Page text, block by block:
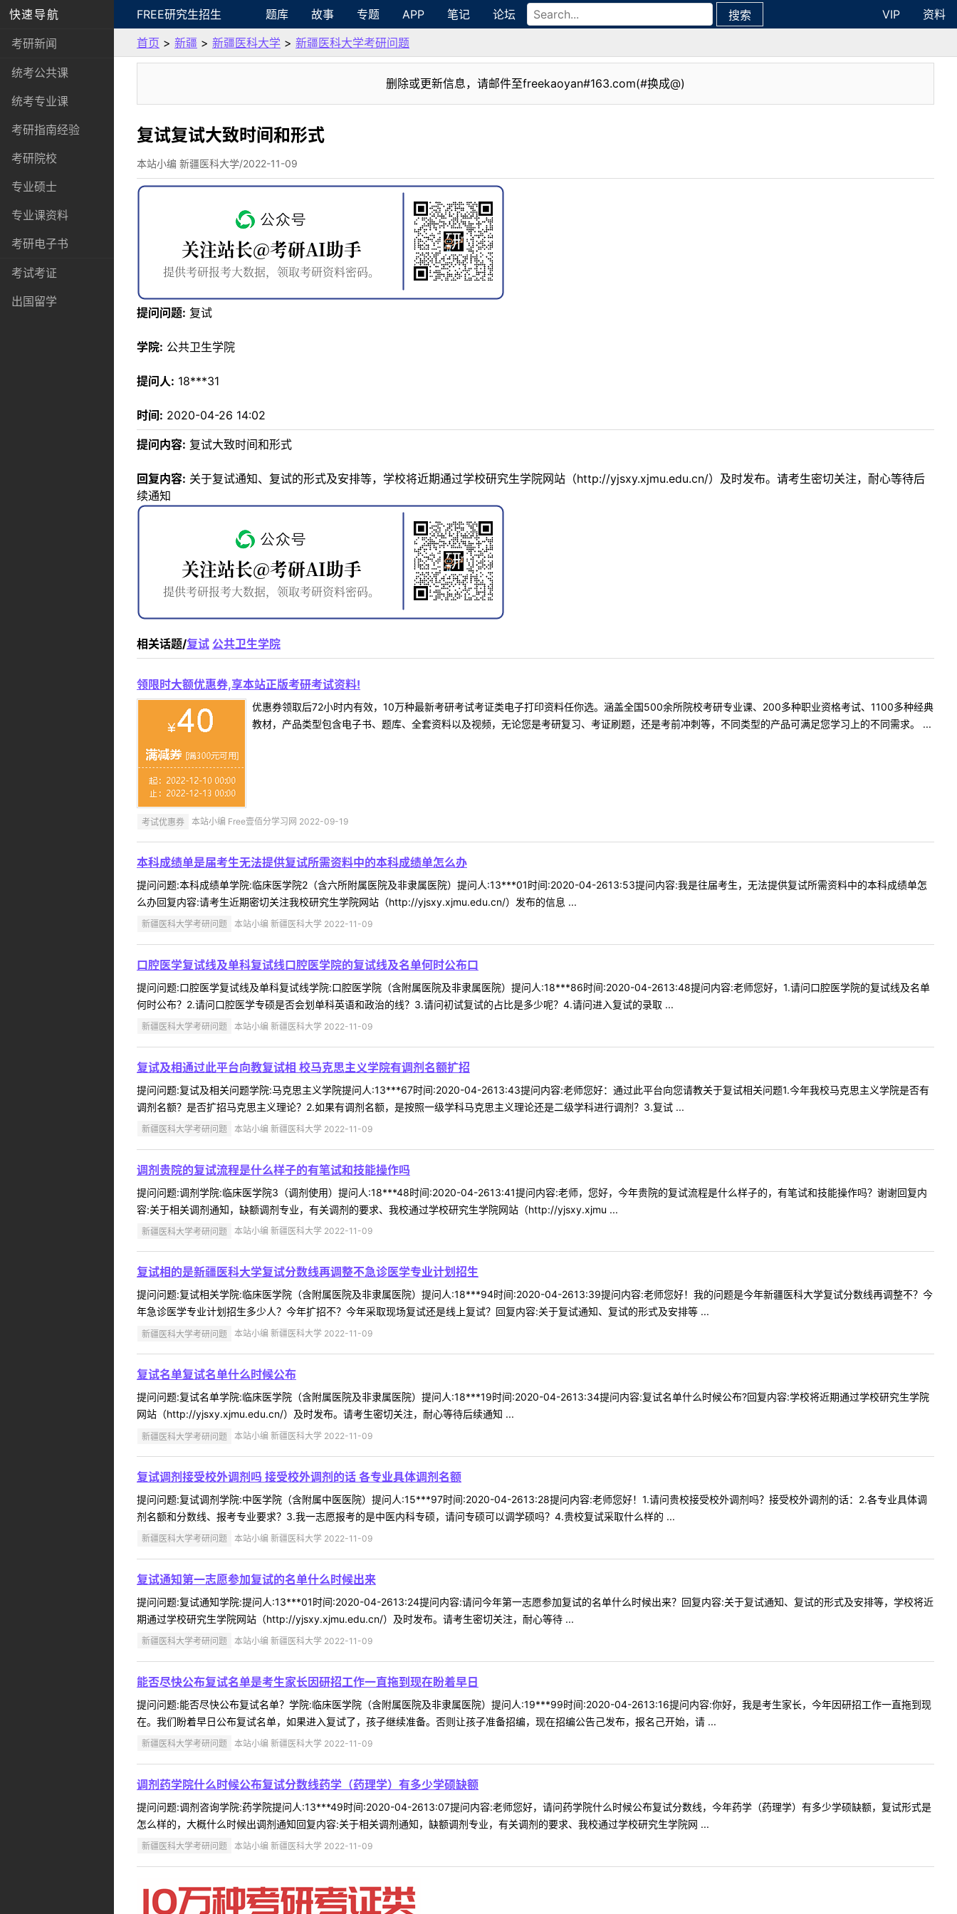
快速导航
考研新闻
统考公共课
统考专业课
考研指南经验
考研院校
专业硕士
专业课资料
考研电子书
考试考证
出国留学
FREE研究生招生 题库 故事 专题 APP 笔记 论坛 搜索 VIP
资料
首页 > 新疆 > 新疆医科大学 > 新疆医科大学考研问题
删除或更新信息，请邮件至freekaoyan#163.com(#换成@)
复试复试大致时间和形式
本站小编 新疆医科大学/2022-11-09
提问问题: 复试
学院: 公共卫生学院
提问人: 18***31
时间: 2020-04-26 14:02
提问内容: 复试大致时间和形式
回复内容: 关于复试通知、复试的形式及安排等，学校将近期通过学校研究生学院网站（http://yjsxy.xjmu.edu.cn/）及时发布。请考生密切关注，耐心等待后
续通知
相关话题/复试 公共卫生学院
领限时大额优惠券,享本站正版考研考试资料!
优惠券领取后72小时内有效，10万种最新考研考试考证类电子打印资料任你选。涵盖全国500余所院校考研专业课、200多种职业资格考试、1100多种经典
教材，产品类型包含电子书、题库、全套资料以及视频，无论您是考研复习、考证刷题，还是考前冲刺等，不同类型的产品可满足您学习上的不同需求。 ...
考试优惠券 本站小编 Free壹佰分学习网 2022-09-19
本科成绩单是届考生无法提供复试所需资料中的本科成绩单怎么办
提问问题:本科成绩单学院:临床医学院2（含六所附属医院及非隶属医院）提问人:13***01时间:2020-04-2613:53提问内容:我是往届考生，无法提供复试所需资料中的本科成绩单怎
么办回复内容:请考生近期密切关注我校研究生学院网站（http://yjsxy.xjmu.edu.cn/）发布的信息 ...
新疆医科大学考研问题 本站小编 新疆医科大学 2022-11-09
口腔医学复试线及单科复试线口腔医学院的复试线及名单何时公布口
提问问题:口腔医学复试线及单科复试线学院:口腔医学院（含附属医院及非隶属医院）提问人:18***86时间:2020-04-2613:48提问内容:老师您好，1.请问口腔医学院的复试线及名单
何时公布？2.请问口腔医学专硕是否会划单科英语和政治的线？3.请问初试复试的占比是多少呢？4.请问进入复试的录取 ...
新疆医科大学考研问题 本站小编 新疆医科大学 2022-11-09
复试及相通过此平台向教复试相 校马克思主义学院有调剂名额扩招
提问问题:复试及相关问题学院:马克思主义学院提问人:13***67时间:2020-04-2613:43提问内容:老师您好：通过此平台向您请教关于复试相关问题1.今年我校马克思主义学院是否有
调剂名额？是否扩招马克思主义理论？2.如果有调剂名额，是按照一级学科马克思主义理论还是二级学科进行调剂？3.复试 ...
新疆医科大学考研问题 本站小编 新疆医科大学 2022-11-09
调剂贵院的复试流程是什么样子的有笔试和技能操作吗
提问问题:调剂学院:临床医学院3（调剂使用）提问人:18***48时间:2020-04-2613:41提问内容:老师，您好，今年贵院的复试流程是什么样子的，有笔试和技能操作吗？谢谢回复内
容:关于相关调剂通知，缺额调剂专业，有关调剂的要求、我校通过学校研究生学院网站（http://yjsxy.xjmu ...
新疆医科大学考研问题 本站小编 新疆医科大学 2022-11-09
复试相的是新疆医科大学复试分数线再调整不急诊医学专业计划招生
提问问题:复试相关学院:临床医学院（含附属医院及非隶属医院）提问人:18***94时间:2020-04-2613:39提问内容:老师您好！我的问题是今年新疆医科大学复试分数线再调整不？今
年急诊医学专业计划招生多少人？今年扩招不？今年采取现场复试还是线上复试？回复内容:关于复试通知、复试的形式及安排等 ...
新疆医科大学考研问题 本站小编 新疆医科大学 2022-11-09
复试名单复试名单什么时候公布
提问问题:复试名单学院:临床医学院（含附属医院及非隶属医院）提问人:18***19时间:2020-04-2613:34提问内容:复试名单什么时候公布?回复内容:学校将近期通过学校研究生学院
网站（http://yjsxy.xjmu.edu.cn/）及时发布。请考生密切关注，耐心等待后续通知 ...
新疆医科大学考研问题 本站小编 新疆医科大学 2022-11-09
复试调剂接受校外调剂吗 接受校外调剂的话 各专业具体调剂名额
提问问题:复试调剂学院:中医学院（含附属中医医院）提问人:15***97时间:2020-04-2613:28提问内容:老师您好！1.请问贵校接受校外调剂吗？接受校外调剂的话：2.各专业具体调
剂名额和分数线、报考专业要求？3.我一志愿报考的是中医内科专硕，请问专硕可以调学硕吗？4.贵校复试采取什么样的 ...
新疆医科大学考研问题 本站小编 新疆医科大学 2022-11-09
复试通知第一志愿参加复试的名单什么时候出来
提问问题:复试通知学院:提问人:13***01时间:2020-04-2613:24提问内容:请问今年第一志愿参加复试的名单什么时候出来？回复内容:关于复试通知、复试的形式及安排等，学校将近
期通过学校研究生学院网站（http://yjsxy.xjmu.edu.cn/）及时发布。请考生密切关注，耐心等待 ...
新疆医科大学考研问题 本站小编 新疆医科大学 2022-11-09
能否尽快公布复试名单是考生家长因研招工作一直拖到现在盼着早日
提问问题:能否尽快公布复试名单？学院:临床医学院（含附属医院及非隶属医院）提问人:19***99时间:2020-04-2613:16提问内容:你好，我是考生家长，今年因研招工作一直拖到现
在。我们盼着早日公布复试名单，如果进入复试了，孩子继续准备。否则让孩子准备招编，现在招编公告己发布，报名己开始，请 ...
新疆医科大学考研问题 本站小编 新疆医科大学 2022-11-09
调剂药学院什么时候公布复试分数线药学（药理学）有多少学硕缺额
提问问题:调剂咨询学院:药学院提问人:13***49时间:2020-04-2613:07提问内容:老师您好，请问药学院什么时候公布复试分数线，今年药学（药理学）有多少学硕缺额，复试形式是
怎么样的，大概什么时候出调剂通知回复内容:关于相关调剂通知，缺额调剂专业，有关调剂的要求、我校通过学校研究生学院网 ...
新疆医科大学考研问题 本站小编 新疆医科大学 2022-11-09